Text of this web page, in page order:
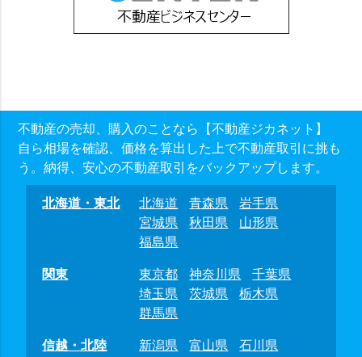
不動産の売却、購入のことなら【不動産ジカネット】
自ら相場を確認、価格を算出した上で不動産取引に挑も
う。納得、安心の不動産取引をバックアップします。
北海道・東北 北海道 青森県
岩手県
宮城県
秋田県
山形県
福島県
関東
東京都 神奈川県
千葉県
埼玉県
茨城県
栃木県
群馬県
信越・北陸
新潟県 富山県
石川県